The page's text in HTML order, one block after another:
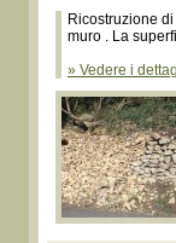
Ricostruzione
muro . La
» Vedere i